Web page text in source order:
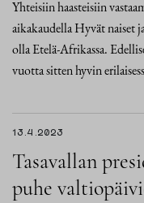
Yhteisiin haasteisiin
aikakaudella Hyvät naiset
olla Etelä-Afrikassa.
vuotta sitten hyvin
13.4.2023
Tasavallan
puhe